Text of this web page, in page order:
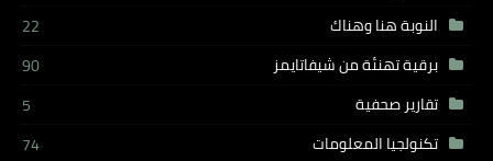
النوبة هنا وهناك
22
برقية تهنئة من شيفاتايمز
90
تقارير صحفية
5
تكنولجيا المعلومات
74